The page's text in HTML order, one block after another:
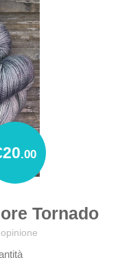
.00
Tornado